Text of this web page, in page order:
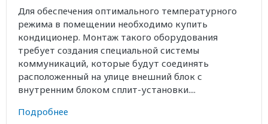
Для обеспечения оптимального температурного
режима в помещении необходимо купить
кондиционер. Монтаж такого оборудования
требует создания специальной системы
коммуникаций, которые будут соединять
расположенный на улице внешний блок с
внутренним блоком сплит-установки....
Подробнее